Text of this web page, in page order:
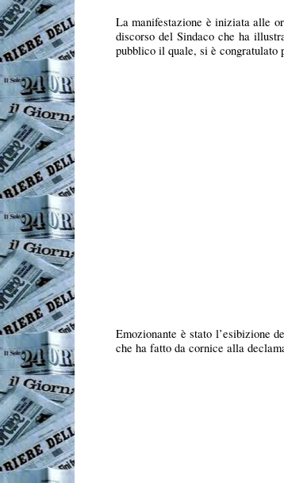
La manifestazione è iniziata alle
discorso del Sindaco che ha
pubblico il quale, si è congratulato
Emozionante è stato l’esibizione
che ha fatto da cornice alla